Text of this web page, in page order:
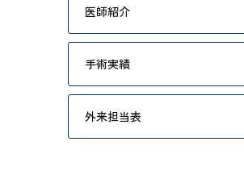
医師紹介
手術実績
外来担当表